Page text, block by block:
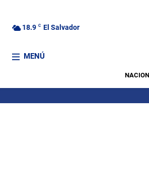
18.9 C El Salvador
MENÚ